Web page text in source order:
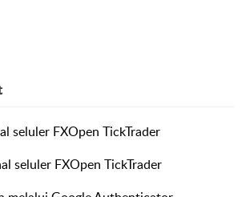
seluler FXOpen TickTrader
seluler FXOpen TickTrader